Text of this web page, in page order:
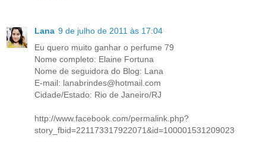
Lana 9 de julho de 2011 às 17:04
Eu quero muito ganhar o perfume 79
Nome completo: Elaine Fortuna
Nome de seguidora do Blog: Lana
E-mail: lanabrindes@hotmail.com
Cidade/Estado: Rio de Janeiro/RJ
http://www.facebook.com/permalink.php?
story_fbid=221173317922071&id=100001531209023